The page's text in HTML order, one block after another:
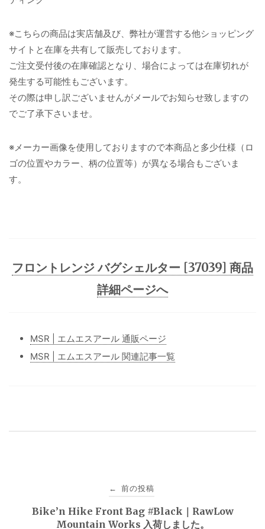
※こちらの商品は実店舗及び、弊社が運営する他ショッピング
サイトと在庫を共有して販売しております。
ご注文受付後の在庫確認となり、場合によっては在庫切れが
発生する可能性もございます。
その際は申し訳ございませんがメールでお知らせ致しますの
でご了承下さいませ。
※メーカー画像を使用しておりますので本商品と多少仕様（ロ
ゴの位置やカラー、柄の位置等）が異なる場合もございま
す。
フロントレンジ バグシェルター [37039] 商品
詳細ページへ
MSR | エムエスアール 通販ページ
MSR | エムエスアール 関連記事一覧
← 前の投稿
Bike’n Hike Front Bag #Black｜RawLow
Mountain Works 入荷しました。